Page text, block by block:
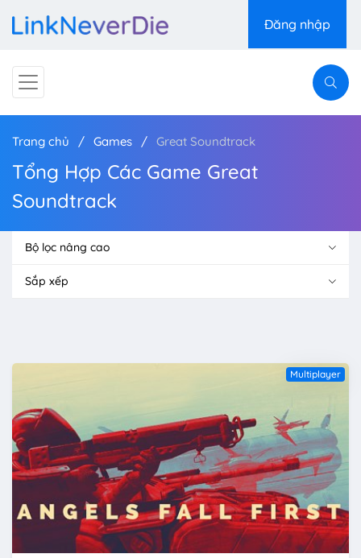
Đăng nhập
Trang chủ Games Great Soundtrack
Tổng Hợp Các Game Great
Soundtrack
Bộ lọc nâng cao
Sắp xếp
Multiplayer